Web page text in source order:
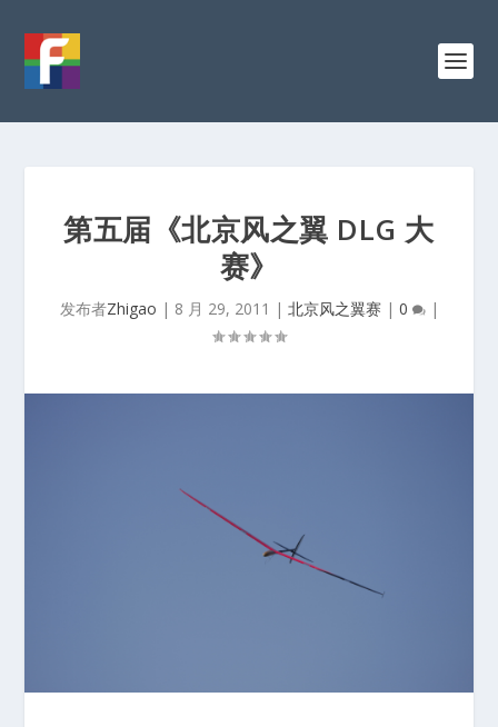
第五届《北京风之翼 DLG 大
赛》
发布者Zhigao | 8 月 29, 2011 | 北京风之翼赛| 0 |